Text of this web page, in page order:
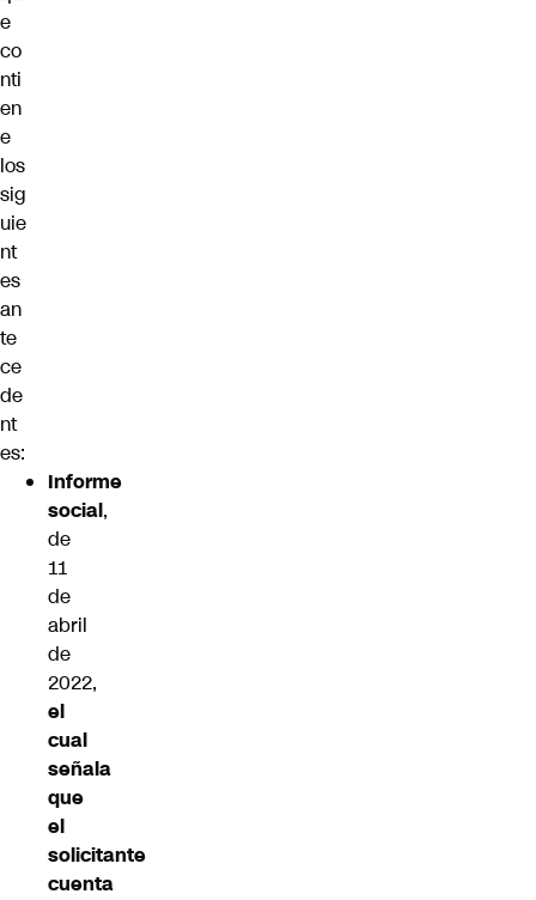
e
co
nti
en
e
los
sig
uie
nt
es
an
te
ce
de
nt
es:
Informe
social,
de
11
de
abril
de
2022,
el
cual
señala
que
el
solicitante
cuenta